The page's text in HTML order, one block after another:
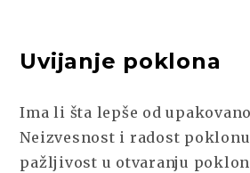
Uvijanje poklona
Ima li šta lepše od
Neizvesnost i radost
pažljivost u otvaranju